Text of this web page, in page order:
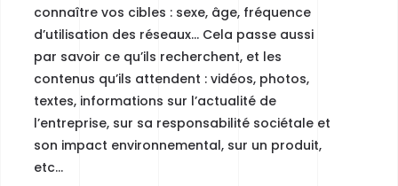
connaître vos cibles : sexe, âge, fréquence
d’utilisation des réseaux… Cela passe aussi
par savoir ce qu’ils recherchent, et les
contenus qu’ils attendent : vidéos, photos,
textes, informations sur l’actualité de
l’entreprise, sur sa responsabilité sociétale et
son impact environnemental, sur un produit,
etc…